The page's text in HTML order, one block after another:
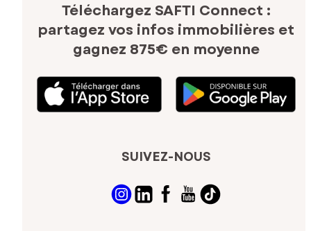
Téléchargez SAFTI Connect :
partagez vos infos immobilières et
gagnez 875€ en moyenne
SUIVEZ-NOUS